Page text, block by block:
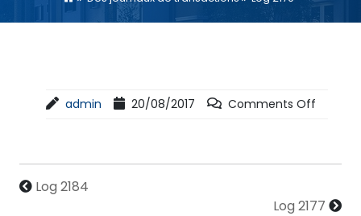
admin 20/08/2017 Comments Off
Log 2184
Log 2177